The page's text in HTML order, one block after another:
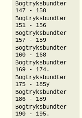
Bogtryksbundter
147 - 150
Bogtryksbundter
151 - 156
Bogtryksbundter
157 - 159
Bogtryksbundter
160 - 168
Bogtryksbundter
169 - 174.
Bogtryksbundter
175 - 185y
Bogtryksbundter
186 - 189
Bogtryksbundter
190 - 195.